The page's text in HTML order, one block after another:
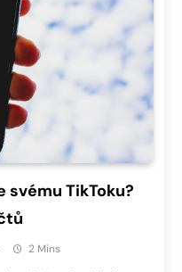
svému TikToku?
2 Mins